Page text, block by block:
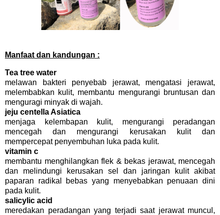
Manfaat dan kandungan :
Tea tree water
melawan bakteri penyebab jerawat, mengatasi jerawat,
melembabkan kulit, membantu mengurangi bruntusan dan
menguragi minyak di wajah.
jeju centella Asiatica
menjaga kelembapan kulit, mengurangi peradangan
mencegah dan mengurangi kerusakan kulit dan
mempercepat penyembuhan luka pada kulit.
vitamin c
membantu menghilangkan flek & bekas jerawat, mencegah
dan melindungi kerusakan sel dan jaringan kulit akibat
paparan radikal bebas yang menyebabkan penuaan dini
pada kulit.
salicylic acid
meredakan peradangan yang terjadi saat jerawat muncul,